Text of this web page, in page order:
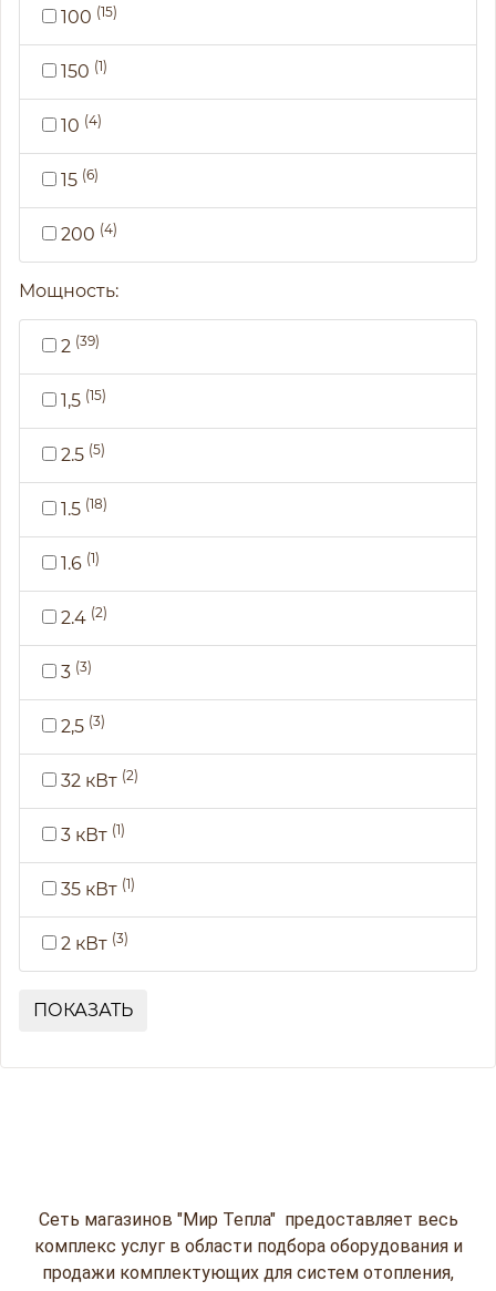
100 (15)
150 (1)
10 (4)
15 (6)
200 (4)
Мощность:
2 (39)
1,5 (15)
2.5 (5)
1.5 (18)
1.6 (1)
2.4 (2)
3 (3)
2,5 (3)
32 кВт (2)
3 кВт (1)
35 кВт (1)
2 кВт (3)
ПОКАЗАТЬ
Сеть магазинов "Мир Тепла" предоставляет весь
комплекс услуг в области подбора оборудования и
продажи комплектующих для систем отопления,